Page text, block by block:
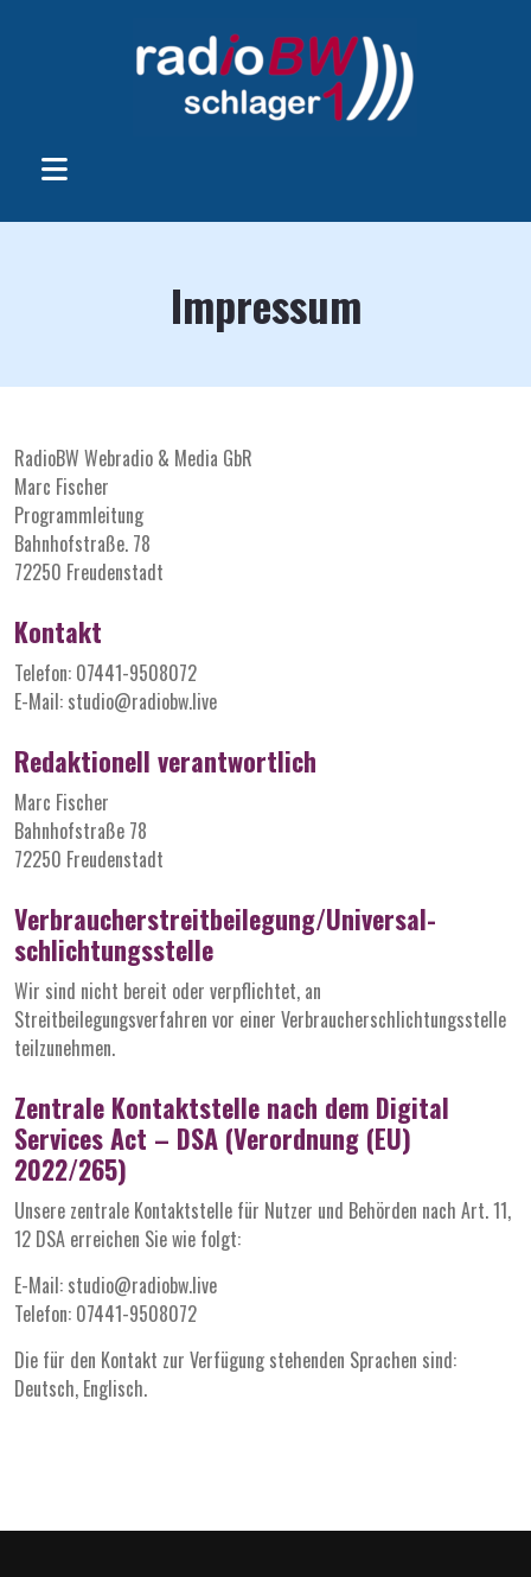
Impressum
RadioBW Webradio & Media GbR
Marc Fischer
Programmleitung
Bahnhofstraße. 78
72250 Freudenstadt
Kontakt
Telefon: 07441-9508072
E-Mail: studio@radiobw.live
Redaktionell verantwortlich
Marc Fischer
Bahnhofstraße 78
72250 Freudenstadt
Verbraucher­streit­beilegung/Universal­
schlichtungs­stelle
Wir sind nicht bereit oder verpflichtet, an
Streitbeilegungsverfahren vor einer Verbraucherschlichtungsstelle
teilzunehmen.
Zentrale Kontaktstelle nach dem Digital
Services Act – DSA (Verordnung (EU)
2022/265)
Unsere zentrale Kontaktstelle für Nutzer und Behörden nach Art. 11,
12 DSA erreichen Sie wie folgt:
E-Mail: studio@radiobw.live
Telefon: 07441-9508072
Die für den Kontakt zur Verfügung stehenden Sprachen sind:
Deutsch, Englisch.